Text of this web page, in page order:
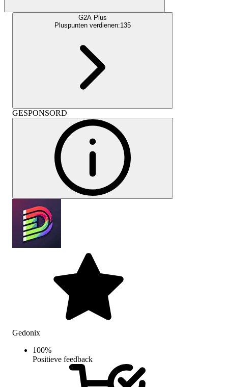
G2A Plus
Pluspunten verdienen:135
GESPONSORD
Gedonix
100%
Positieve feedback